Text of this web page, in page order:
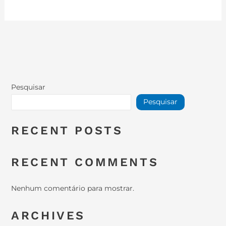
Pesquisar
Pesquisar
RECENT POSTS
RECENT COMMENTS
Nenhum comentário para mostrar.
ARCHIVES